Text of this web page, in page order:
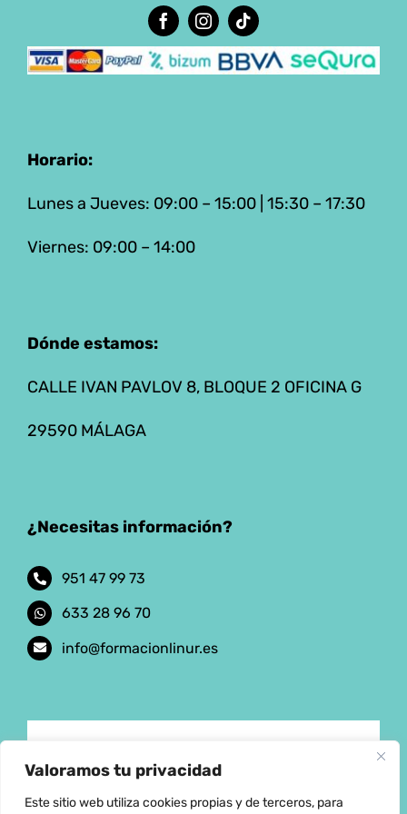
Valoramos tu privacidad
Este sitio web utiliza cookies propias y de terceros, para
Horario:
Lunes a Jueves: 09:00 – 15:00 | 15:30 – 17:30
Viernes: 09:00 – 14:00
Dónde estamos:
CALLE IVAN PAVLOV 8, BLOQUE 2 OFICINA G
29590 MÁLAGA
¿Necesitas información?
951 47 99 73
633 28 96 70
info@formacionlinur.es
Política de privacidad